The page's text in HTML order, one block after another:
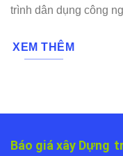
trình dân dụng công
XEM THÊM
Báo giá xây Dựng